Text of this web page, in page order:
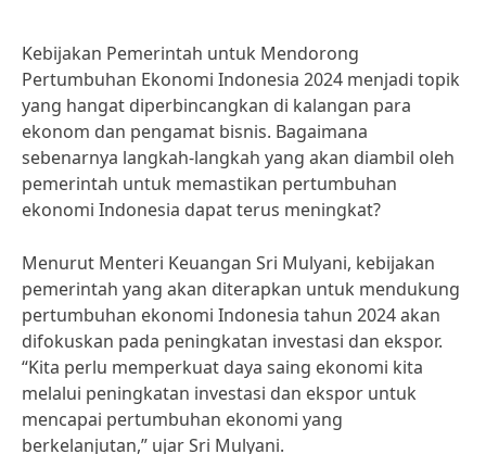
Kebijakan Pemerintah untuk Mendorong
Pertumbuhan Ekonomi Indonesia 2024 menjadi topik
yang hangat diperbincangkan di kalangan para
ekonom dan pengamat bisnis. Bagaimana
sebenarnya langkah-langkah yang akan diambil oleh
pemerintah untuk memastikan pertumbuhan
ekonomi Indonesia dapat terus meningkat?
Menurut Menteri Keuangan Sri Mulyani, kebijakan
pemerintah yang akan diterapkan untuk mendukung
pertumbuhan ekonomi Indonesia tahun 2024 akan
difokuskan pada peningkatan investasi dan ekspor.
“Kita perlu memperkuat daya saing ekonomi kita
melalui peningkatan investasi dan ekspor untuk
mencapai pertumbuhan ekonomi yang
berkelanjutan,” ujar Sri Mulyani.